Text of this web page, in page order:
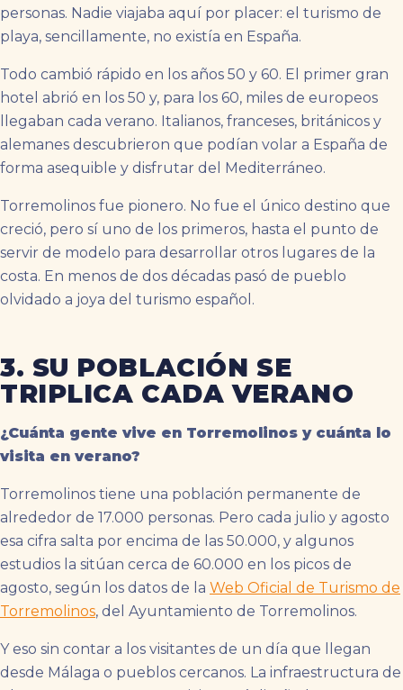
personas. Nadie viajaba aquí por placer: el turismo de
playa, sencillamente, no existía en España.
Todo cambió rápido en los años 50 y 60. El primer gran
hotel abrió en los 50 y, para los 60, miles de europeos
llegaban cada verano. Italianos, franceses, británicos y
alemanes descubrieron que podían volar a España de
forma asequible y disfrutar del Mediterráneo.
Torremolinos fue pionero. No fue el único destino que
creció, pero sí uno de los primeros, hasta el punto de
servir de modelo para desarrollar otros lugares de la
costa. En menos de dos décadas pasó de pueblo
olvidado a joya del turismo español.
3. SU POBLACIÓN SE
TRIPLICA CADA VERANO
¿Cuánta gente vive en Torremolinos y cuánta lo
visita en verano?
Torremolinos tiene una población permanente de
alrededor de 17.000 personas. Pero cada julio y agosto
esa cifra salta por encima de las 50.000, y algunos
estudios la sitúan cerca de 60.000 en los picos de
agosto, según los datos de la Web Oficial de Turismo de
Torremolinos, del Ayuntamiento de Torremolinos.
Y eso sin contar a los visitantes de un día que llegan
desde Málaga o pueblos cercanos. La infraestructura de